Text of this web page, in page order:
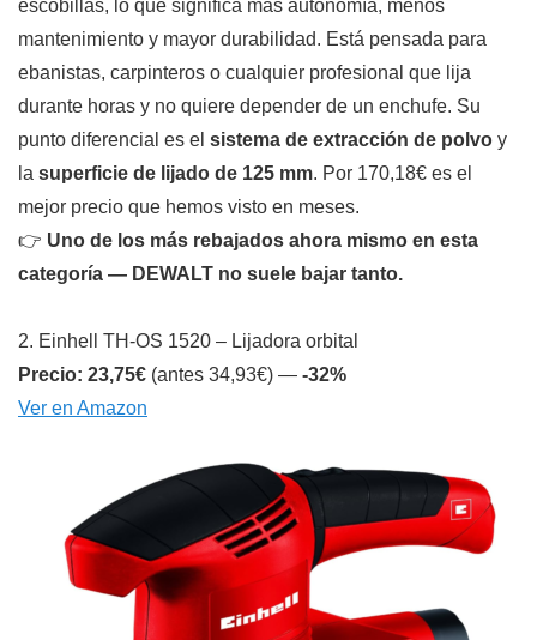
escobillas, lo que significa más autonomía, menos
mantenimiento y mayor durabilidad. Está pensada para
ebanistas, carpinteros o cualquier profesional que lija
durante horas y no quiere depender de un enchufe. Su
punto diferencial es el sistema de extracción de polvo y
la superficie de lijado de 125 mm. Por 170,18€ es el
mejor precio que hemos visto en meses.
👉 Uno de los más rebajados ahora mismo en esta
categoría — DEWALT no suele bajar tanto.
2. Einhell TH-OS 1520 – Lijadora orbital
Precio: 23,75€ (antes 34,93€) — -32%
Ver en Amazon